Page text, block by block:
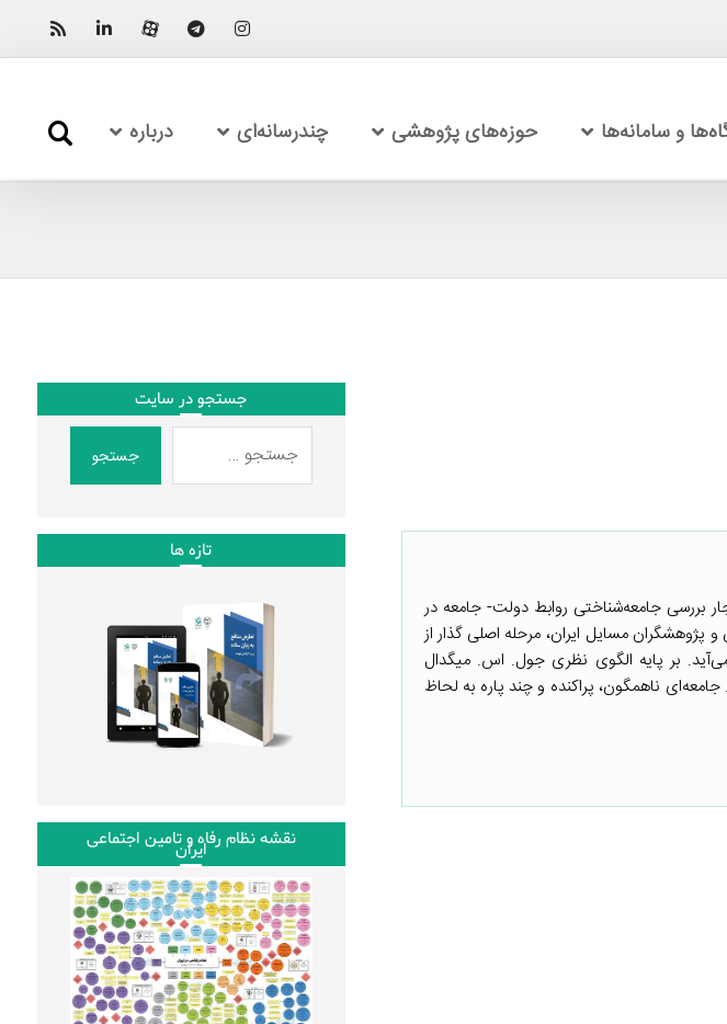
و سامانه‌ها حوزه‌های پژوهشی چندرسانه‌ای درباره
بررسی جامعه‌شناختی روابط دولت- جامعه در
پژوهشگران مسایل ایران، مرحله اصلی گذار از
بر پایه الگوی نظری جول. اس. میگدال
ناهمگون، پراکنده و چند پاره به لحاظ
جستجو در سایت
جستجو
تازه ها
نقشه نظام رفاه و تامین اجتماعی
ایران